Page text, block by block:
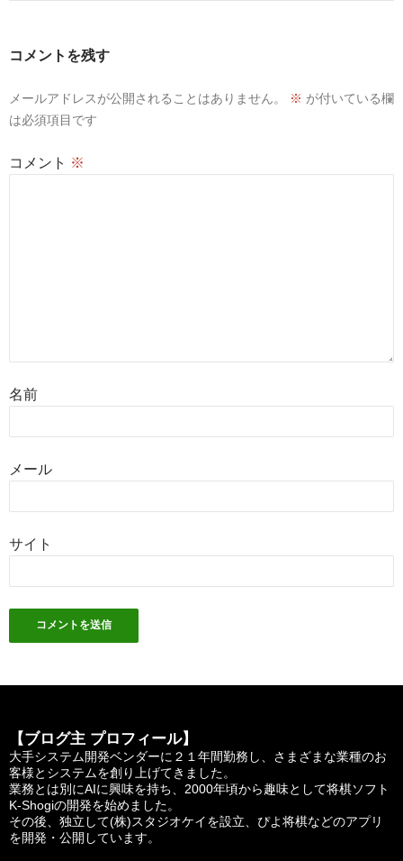
ョ
コメントを残す
メールアドレスが公開されることはありません。 ※ が付いている欄
は必須項目です
コメント ※
名前
メール
サイト
【ブログ主 プロフィール】
大手システム開発ベンダーに２１年間勤務し、さまざまな業種のお
客様とシステムを創り上げてきました。
業務とは別にAIに興味を持ち、2000年頃から趣味として将棋ソフト
K-Shogiの開発を始めました。
その後、独立して(株)スタジオケイを設立、ぴよ将棋などのアプリ
を開発・公開しています。